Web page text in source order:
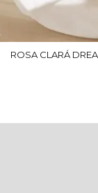
ROSA CLARÁ